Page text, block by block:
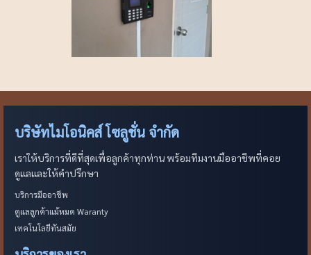
บริษัทไมโอนิคส์ โซลูชั่น จำกัด
เราให้บริการที่ดีที่สุดเพื่อลูกค้าทุกท่าน พร้อมทีมงานมืออาชีพที่คอย
ดูแลและให้คำปรึกษา
บริการมืออาชีพ
ดูแลลูกค้าแม้หมด Waranty
เทคโนโลยีทันสมัย